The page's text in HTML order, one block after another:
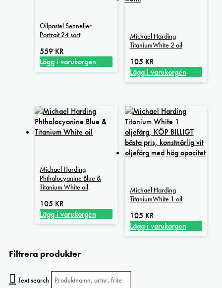
Oilpastel Sennelier
Portrait 24 sort
559 KR
Lägg i varukorgen
Michael Harding
TitaniumWhite 2 oil
105 KR
Lägg i varukorgen
Michael Harding
Phthalocyanine Blue &
Titanium White oil
105 KR
Lägg i varukorgen
Michael Harding
TitaniumWhite 1 oil
105 KR
Lägg i varukorgen
Filtrera produkter
Text search